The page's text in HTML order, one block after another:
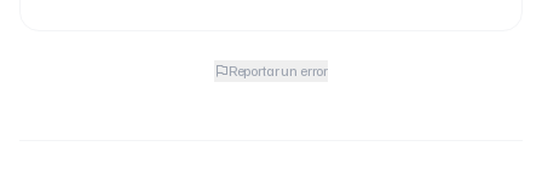
Reportar un error